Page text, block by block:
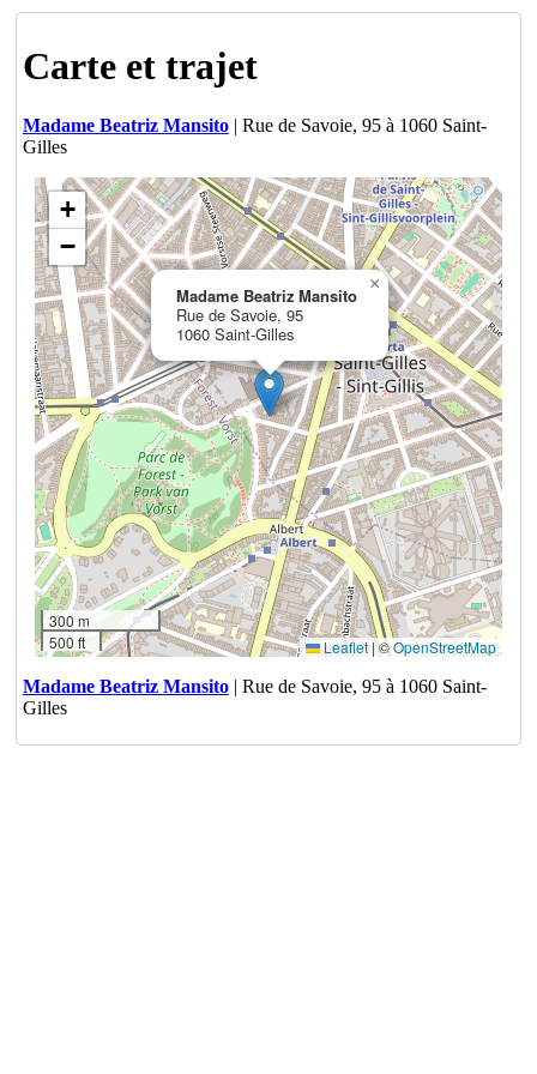
Carte et trajet
Madame Beatriz Mansito| Rue de Savoie, 95 à 1060 Saint-
Gilles
Madame Beatriz Mansito
Rue de Savoie, 95
1060 Saint-Gilles
×
+
−
300 m
500 ft
Leaflet |©OpenStreetMap
Madame Beatriz Mansito| Rue de Savoie, 95 à 1060 Saint-
Gilles